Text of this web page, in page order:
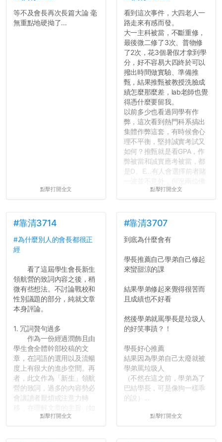
等不及會長再次長篇大論 毫
無重點地硬拗了...
點擊打開全文
看到這次事件，大四老人一
路走來有感而發。
大一主科被當，不斷重修，
最後微二修了3次、普物修
了2次，花3個暑假才拿到學
分，好不容易大四終於可以
撥出時間做實驗、準備推
甄，結果推甄被教授洗臉成
績怎麼那麼差，lab老師也覺
得憑什麼要留我。
以前多少也看過同學有作
弊，這次看到熱門科系搞出
集體作弊這套，有時候會心
理不平衡，堅持誠實考試又
如何？推甄就是看GPA，作
弊被當和誠實應考被當，都
是D、E...有人會選擇前者賭
心教授看起來要輕輕放下
長作弊的風氣。
反正老人我明天就要搬離新
關，就當最後一天發個牢騷
吧XD，祝學弟妹們修課順利
點擊打開全文
#靠清3714
#為什麼別人的會長都很正
經
看了這屆學生會長新生
領航營的致詞內容之後，稍
微有些想法。不討論戰校和
性別議題的部分，純就文章
本身評論。
1. 冗詞贅句過多
作為一份經過潤飾且由
學生會全體幹部校稿的文
章，在詞語的選用以及流暢
度上有很大的進步空間。再
者，此文作為「新生」領航
營的致詞，過多的內容勢必
會讓讀者厭煩或注意力轉
果有的話）前就失去興趣。
點擊打開全文
#靠清3707
到底為什麼會有
學長推薦自己學弟自己修起
來蠻甜涼的課
結果學弟修起來覺得很苦而
且成績也不好看
然後學弟就罵學長是垃圾人
的好笑事蹟？！
學長好心推薦
結果因為學弟自己太廢就被
學弟罵垃圾人
（不然在這之前，學弟為了
巴結學長，可是像狗一樣乖
的說）...
點擊打開全文